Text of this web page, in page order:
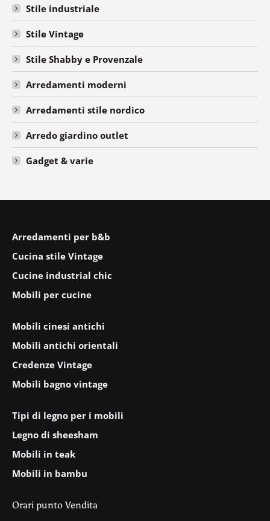
Stile industriale
Stile Vintage
Stile Shabby e Provenzale
Arredamenti moderni
Arredamenti stile nordico
Arredo giardino outlet
Gadget & varie
Arredamenti per b&b
Cucina stile Vintage
Cucine industrial chic
Mobili per cucine
Mobili cinesi antichi
Mobili antichi orientali
Credenze Vintage
Mobili bagno vintage
Tipi di legno per i mobili
Legno di sheesham
Mobili in teak
Mobili in bambu
Orari punto Vendita